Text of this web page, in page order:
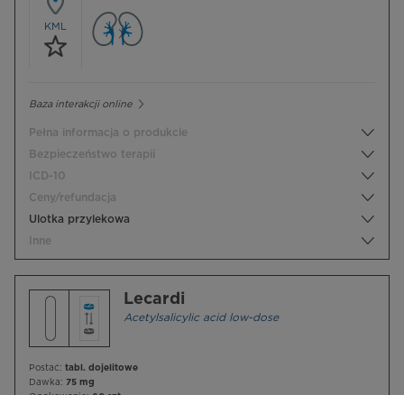
KML
Baza interakcji online
Pełna informacja o produkcie
Bezpieczeństwo terapii
ICD-10
Ceny/refundacja
Ulotka przylekowa
Inne
Lecardi
Acetylsalicylic acid low-dose
Postać: tabl. dojelitowe
Dawka: 75 mg